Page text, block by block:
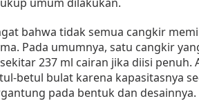
d
n
g
a
n
I
bahwa tidak semua cangkir
Pada umumnya, satu cangkir
237 ml cairan jika diisi penuh.
betul bulat karena kapasitasnya
pada bentuk dan desainnya.
Makan di Kota Baru Jambi
Jambi, Travel | 3 Januari 2025 Di